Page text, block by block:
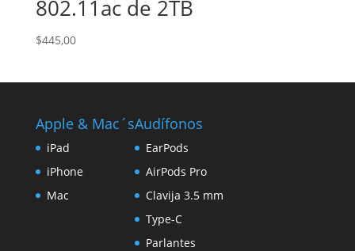
802.11ac de 2TB
$445,00
Apple & Mac´s
iPad
iPhone
Mac
Audífonos
EarPods
AirPods Pro
Clavija 3.5 mm
Type-C
Parlantes